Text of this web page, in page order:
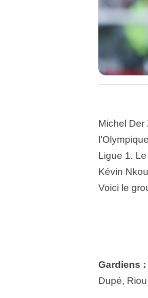
Michel Der
Ligue 1.
Kévin
Voici le
Gardiens :
Dupé, Riou